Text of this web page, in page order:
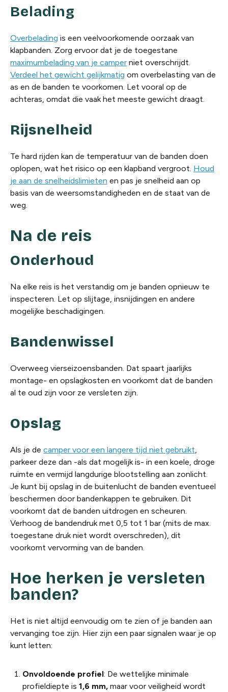
Belading
Overbelading is een veelvoorkomende oorzaak van
klapbanden. Zorg ervoor dat je de toegestane
maximumbelading van je camper niet overschrijdt.
Verdeel het gewicht gelijkmatig om overbelasting van de
as en de banden te voorkomen. Let vooral op de
achteras, omdat die vaak het meeste gewicht draagt.
Rijsnelheid
Te hard rijden kan de temperatuur van de banden doen
oplopen, wat het risico op een klapband vergroot. Houd
je aan de snelheidslimieten en pas je snelheid aan op
basis van de weersomstandigheden en de staat van de
weg.
Na de reis
Onderhoud
Na elke reis is het verstandig om je banden opnieuw te
inspecteren. Let op slijtage, insnijdingen en andere
mogelijke beschadigingen.
Bandenwissel
Overweeg vierseizoensbanden. Dat spaart jaarlijks
montage- en opslagkosten en voorkomt dat de banden
al te oud zijn voor ze versleten zijn.
Opslag
Als je de camper voor een langere tijd niet gebruikt,
parkeer deze dan -als dat mogelijk is- in een koele, droge
ruimte en vermijd langdurige blootstelling aan zonlicht.
Je kunt bij opslag in de buitenlucht de banden eventueel
beschermen door bandenkappen te gebruiken. Dit
voorkomt dat de banden uitdrogen en scheuren.
Verhoog de bandendruk met 0,5 tot 1 bar (mits de max.
toegestane druk niet wordt overschreden), dit
voorkomt vervorming van de banden.
Hoe herken je versleten
banden?
Het is niet altijd eenvoudig om te zien of je banden aan
vervanging toe zijn. Hier zijn een paar signalen waar je op
kunt letten:
Onvoldoende profiel: De wettelijke minimale
profieldiepte is 1,6 mm, maar voor veiligheid wordt